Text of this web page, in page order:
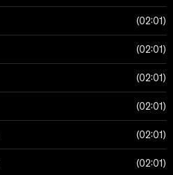
02:01
02:01
02:01
02:01
02:01
02:01